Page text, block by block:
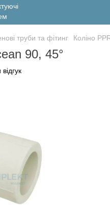
труби та фітинг Коліно
90, 45°